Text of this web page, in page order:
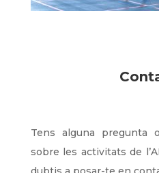
Tens alguna pregunta
sobre les activitats de